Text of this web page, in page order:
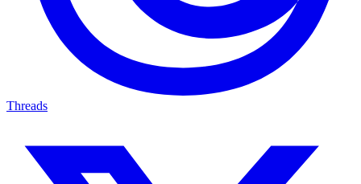
Threads